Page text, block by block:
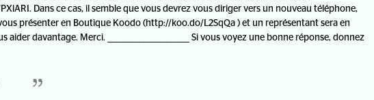
Dans ce cas, il semble que vous devrez vous diriger vers un nouveau téléphone,
présenter en Boutique Koodo (http://koo.do/L2SqQa ) et un représentant sera en
aider davantage. Merci. ________________________ Si vous voyez une bonne réponse, donnez